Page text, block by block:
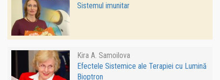
Sistemul imunitar
Kira A. Samoilova
Efectele Sistemice ale Terapiei cu Lumină
Bioptron